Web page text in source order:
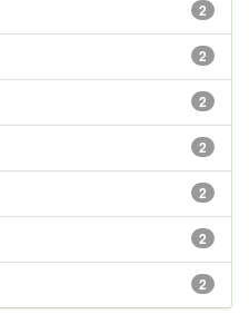
2
2
2
2
2
2
2